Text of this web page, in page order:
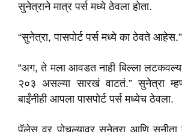
सुनेत्राने मात्र पर्स मध्ये ठेवला होता.
“सुनेत्रा, पासपोर्ट पर्स मध्ये का ठेवते
“अग, ते मला आवडत नाही बिल्ला
२०३ असल्या सारखं वाटतं.” सुनेत्रा
बाईंनीही आपला पासपोर्ट पर्स मध्येच ठेवला.
पॅलेस वर पोचल्यावर सुनेत्रा आणि सुनीता